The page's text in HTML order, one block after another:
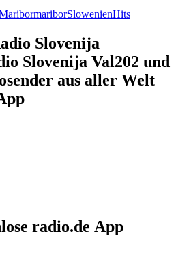
mariborSlowenienHits
Slovenija
Slovenija Val202 und
aus aller Welt
radio.de App